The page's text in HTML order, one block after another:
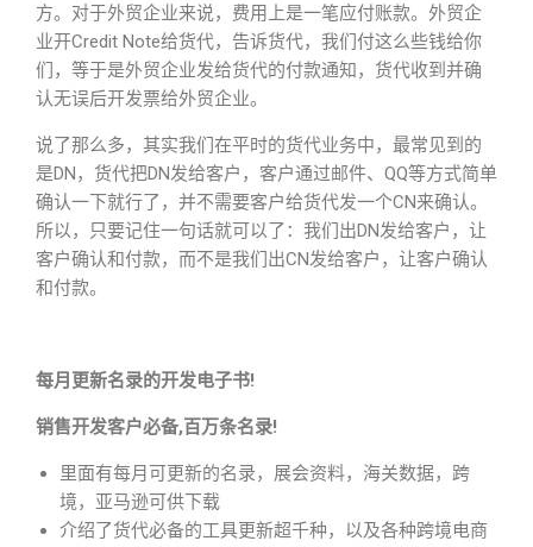
方。对于外贸企业来说，费用上是一笔应付账款。外贸企
业开Credit Note给货代，告诉货代，我们付这么些钱给你
们，等于是外贸企业发给货代的付款通知，货代收到并确
认无误后开发票给外贸企业。
说了那么多，其实我们在平时的货代业务中，最常见到的
是DN，货代把DN发给客户，客户通过邮件、QQ等方式简单
确认一下就行了，并不需要客户给货代发一个CN来确认。
所以，只要记住一句话就可以了：我们出DN发给客户，让
客户确认和付款，而不是我们出CN发给客户，让客户确认
和付款。
每月更新名录的开发电子书!
销售开发客户必备,百万条名录!
里面有每月可更新的名录，展会资料，海关数据，跨
境，亚马逊可供下载
介绍了货代必备的工具更新超千种，以及各种跨境电商